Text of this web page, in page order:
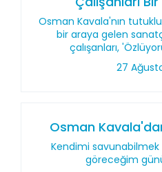
Osman Kavala'nın
bir araya gelen
çalışanları,
27
Osman
Kendimi
göreceğim